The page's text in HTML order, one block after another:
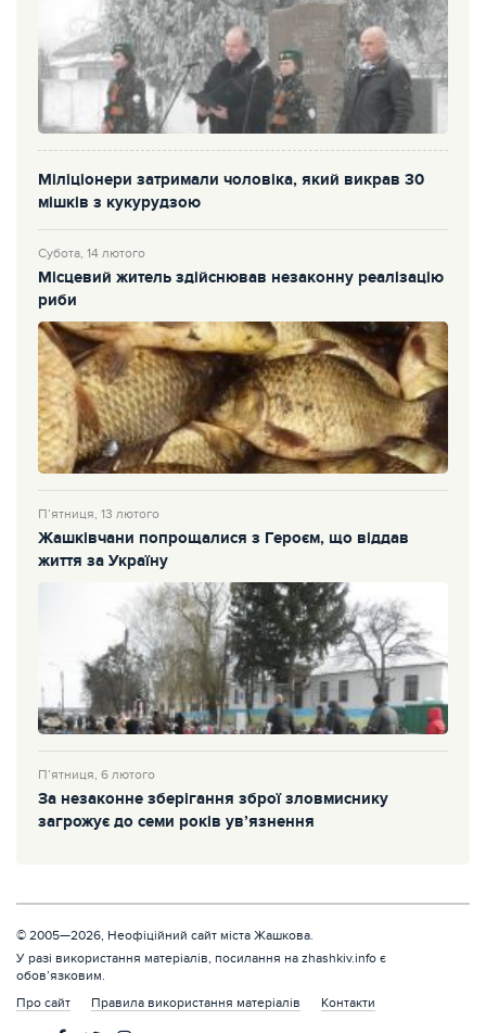
Міліціонери затримали чоловіка, який викрав 30
мішків з кукурудзою
Субота, 14 лютого
Місцевий житель здійснював незаконну реалізацію
риби
П’ятниця, 13 лютого
Жашківчани попрощалися з Героєм, що віддав
життя за Україну
П’ятниця, 6 лютого
За незаконне зберігання зброї зловмиснику
загрожує до семи років ув’язнення
© 2005—2026, Неофіційний сайт міста Жашкова.
У разі використання матеріалів, посилання на zhashkiv.info є
обов’язковим.
Про сайт
Правила використання матеріалів Контакти